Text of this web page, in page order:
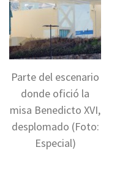
Parte del escenario
donde ofició la
misa Benedicto XVI,
desplomado (Foto:
Especial)